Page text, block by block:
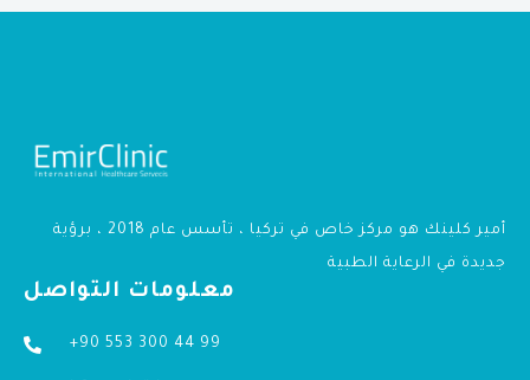
أمير كلينك هو مركز خاص في تركيا ، تأسس عام 2018 ، برؤية
جديدة في الرعاية الطبية
معلومات التواصل
+90 553 300 44 99